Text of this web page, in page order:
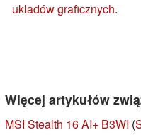
ukladów graficznych.
Więcej artykułów
MSI Stealth 16 AI+ B3WI (